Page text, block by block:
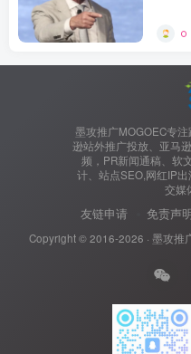
墨攻推广MOGOEC专
逊站外推广投放、亚马
频，PR新闻通稿、软
计、站点SEO,网红IP
交媒
友链申请 免责声
Copyright © 2016-2026 · 墨攻推